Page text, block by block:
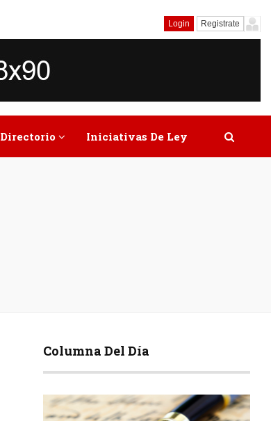
Login Registrate
Directorio Iniciativas De Ley
Columna Del Día